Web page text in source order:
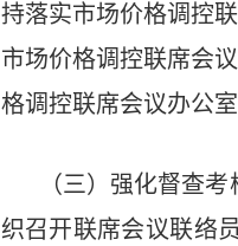
持落实市场价格调控
市场价格调控联席会
格调控联席会议办公
（三）强化督查
织召开联席会议联络